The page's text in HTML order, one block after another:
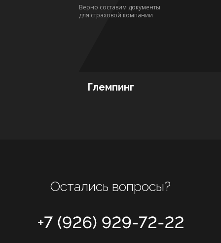
Верно составим документы
для страховой компании
Глемпинг
Остались вопросы?